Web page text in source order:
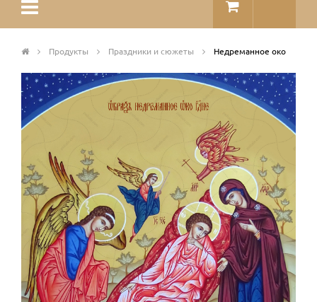
Продукты Праздники и сюжеты Недреманное око